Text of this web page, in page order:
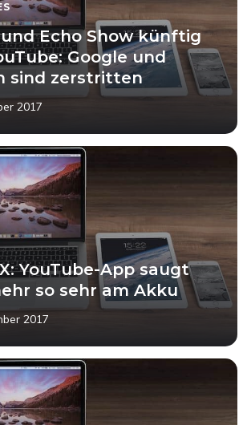
Echo Show künftig
Google und
sind zerstritten
2017
YouTube-App saugt
so sehr am Akku
2017